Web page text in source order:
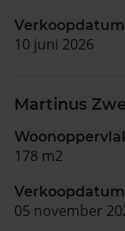
Verkoopdatum
10 juni 2026
Martinus
178 m2
Verkoopdatum
05 november